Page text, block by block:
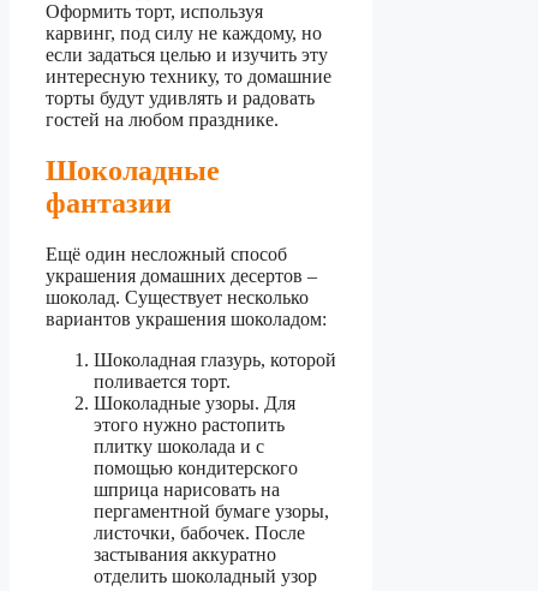
Оформить торт, используя
карвинг, под силу не каждому, но
если задаться целью и изучить эту
интересную технику, то домашние
торты будут удивлять и радовать
гостей на любом празднике.
Шоколадные
фантазии
Ещё один несложный способ
украшения домашних десертов –
шоколад. Существует несколько
вариантов украшения шоколадом:
Шоколадная глазурь, которой
поливается торт.
Шоколадные узоры. Для
этого нужно растопить
плитку шоколада и с
помощью кондитерского
шприца нарисовать на
пергаментной бумаге узоры,
листочки, бабочек. После
застывания аккуратно
отделить шоколадный узор